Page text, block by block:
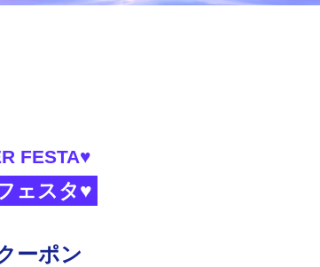
FESTA♥
ェスタ♥
ーポン